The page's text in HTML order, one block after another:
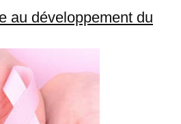
au développement du